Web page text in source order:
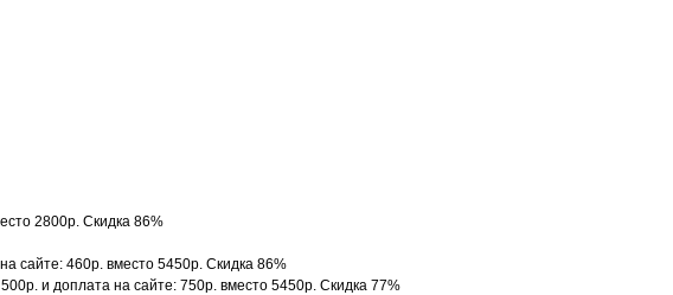
2800р. Скидка 86%
сайте: 460р. вместо 5450р. Скидка 86%
и доплата на сайте: 750р. вместо 5450р. Скидка 77%